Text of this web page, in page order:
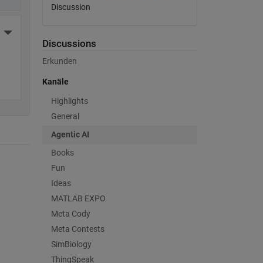
More Actions
Discussion
Discussions
Erkunden
Kanäle
Highlights
General
Agentic AI
Books
Fun
Ideas
MATLAB EXPO
Meta Cody
Meta Contests
SimBiology
ThingSpeak